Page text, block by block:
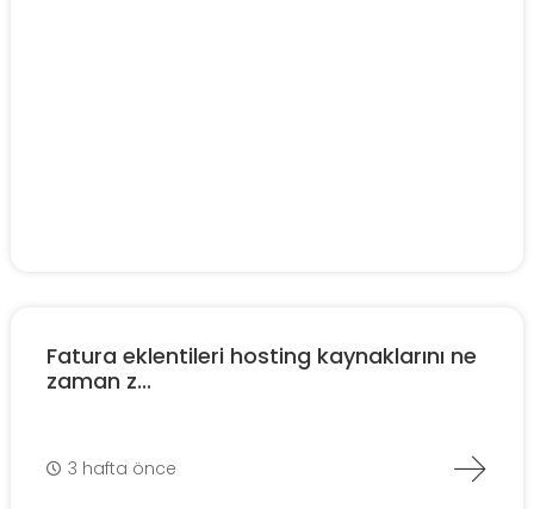
Fatura eklentileri hosting kaynaklarını ne
zaman z...
3 hafta önce